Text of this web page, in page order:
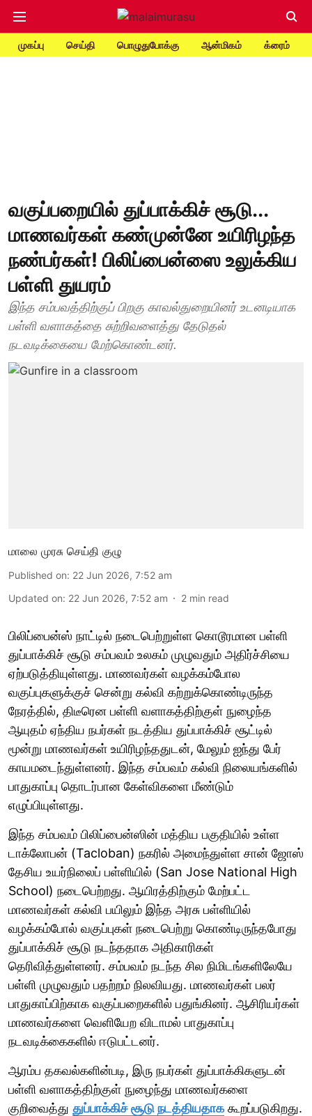
முகப்பு செய்தி பொழுதுபோக்கு ஆன்மிகம் க்ரைம்
வகுப்பறையில் துப்பாக்கிச் சூடு...
மாணவர்கள் கண்முன்னே உயிரிழந்த
நண்பர்கள்! பிலிப்பைன்ஸை உலுக்கிய
பள்ளி துயரம்
இந்த சம்பவத்திற்குப் பிறகு காவல்துறையினர் உடனடியாக
பள்ளி வளாகத்தை சுற்றிவளைத்து தேடுதல்
நடவடிக்கையை மேற்கொண்டனர்.
மாலை முரசு செய்தி குழு
Published on: 22 Jun 2026, 7:52 am
Updated on: 22 Jun 2026, 7:52 am 2 min read
பிலிப்பைன்ஸ் நாட்டில் நடைபெற்றுள்ள கொடூரமான பள்ளி
துப்பாக்கிச் சூடு சம்பவம் உலகம் முழுவதும் அதிர்ச்சியை
ஏற்படுத்தியுள்ளது. மாணவர்கள் வழக்கம்போல
வகுப்புகளுக்குச் சென்று கல்வி கற்றுக்கொண்டிருந்த
நேரத்தில், திடீரென பள்ளி வளாகத்திற்குள் நுழைந்த
ஆயுதம் ஏந்திய நபர்கள் நடத்திய துப்பாக்கிச் சூட்டில்
மூன்று மாணவர்கள் உயிரிழந்ததுடன், மேலும் ஐந்து பேர்
காயமடைந்துள்ளனர். இந்த சம்பவம் கல்வி நிலையங்களில்
பாதுகாப்பு தொடர்பான கேள்விகளை மீண்டும்
எழுப்பியுள்ளது.
இந்த சம்பவம் பிலிப்பைன்ஸின் மத்திய பகுதியில் உள்ள
டாக்லோபன் (Tacloban) நகரில் அமைந்துள்ள சான் ஜோஸ்
தேசிய உயர்நிலைப் பள்ளியில் (San Jose National High
School) நடைபெற்றது. ஆயிரத்திற்கும் மேற்பட்ட
மாணவர்கள் கல்வி பயிலும் இந்த அரசு பள்ளியில்
வழக்கம்போல் வகுப்புகள் நடைபெற்று கொண்டிருந்தபோது
துப்பாக்கிச் சூடு நடந்ததாக அதிகாரிகள்
தெரிவித்துள்ளனர். சம்பவம் நடந்த சில நிமிடங்களிலேயே
பள்ளி முழுவதும் பதற்றம் நிலவியது. மாணவர்கள் பலர்
பாதுகாப்பிற்காக வகுப்பறைகளில் பதுங்கினர். ஆசிரியர்கள்
மாணவர்களை வெளியேற விடாமல் பாதுகாப்பு
நடவடிக்கைகளில் ஈடுபட்டனர்.
ஆரம்ப தகவல்களின்படி, இரு நபர்கள் துப்பாக்கிகளுடன்
பள்ளி வளாகத்திற்குள் நுழைந்து மாணவர்களை
குறிவைத்து துப்பாக்கிச் சூடு நடத்தியதாககூறப்படுகிறது.